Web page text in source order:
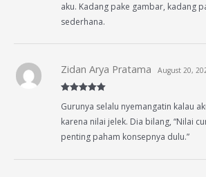
aku. Kadang pake gambar, kadang
sederhana.
of 5
Zidan Arya Pratama August 20,
Gurunya selalu nyemangatin kalau
karena nilai jelek. Dia bilang, “Nilai
penting paham konsepnya dulu.”